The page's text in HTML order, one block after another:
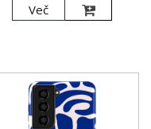
Več